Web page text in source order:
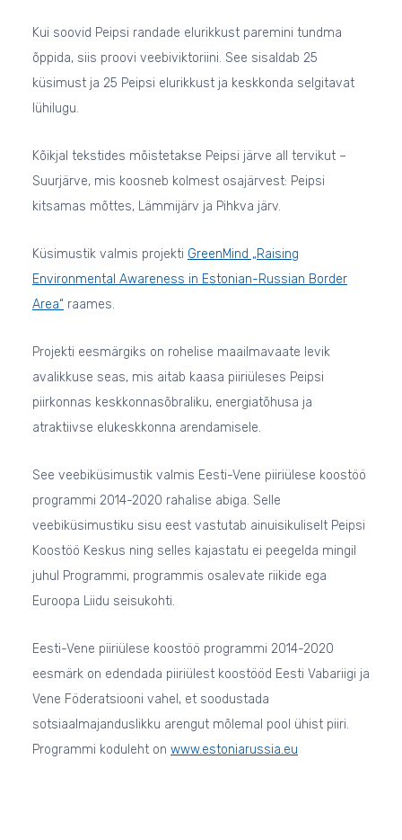
Kui soovid Peipsi randade elurikkust paremini tundma
õppida, siis proovi veebiviktoriini. See sisaldab 25
küsimust ja 25 Peipsi elurikkust ja keskkonda selgitavat
lühilugu.
Kõikjal tekstides mõistetakse Peipsi järve all tervikut –
Suurjärve, mis koosneb kolmest osajärvest: Peipsi
kitsamas mõttes, Lämmijärv ja Pihkva järv.
Küsimustik valmis projekti GreenMind „Raising
Environmental Awareness in Estonian-Russian Border
Area“ raames.
Projekti eesmärgiks on rohelise maailmavaate levik
avalikkuse seas, mis aitab kaasa piiriüleses Peipsi
piirkonnas keskkonna­sõbraliku, energiatõhusa ja
atraktiivse elukeskkonna arendami­sele.
See veebiküsimustik valmis Eesti-Vene piiriülese koostöö
programmi 2014-2020 rahalise abiga. Selle
veebiküsimustiku sisu eest vastutab ainuisikuliselt Peipsi
Koostöö Keskus ning selles kajastatu ei peegelda mingil
juhul Programmi, programmis osalevate riikide ega
Euroopa Liidu seisukohti.
Eesti-Vene piiriülese koostöö programmi 2014-2020
eesmärk on edendada piiriülest koostööd Eesti Vabariigi ja
Vene Föderatsiooni vahel, et soodustada
sotsiaalmajanduslikku arengut mõlemal pool ühist piiri.
Programmi koduleht on www.estoniarussia.eu